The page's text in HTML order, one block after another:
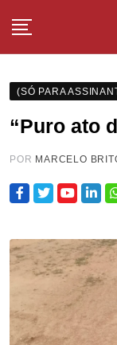
(SÓ PARA
“Puro ato
POR MARCELO